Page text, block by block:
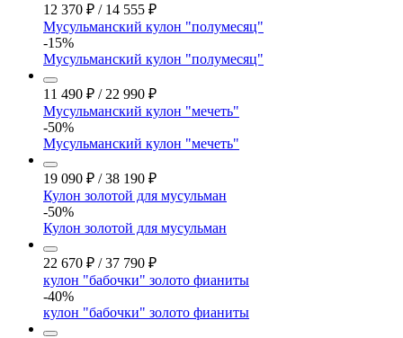
12 370 ₽ / 14 555 ₽
Мусульманский кулон "полумесяц"
-15%
Мусульманский кулон "полумесяц"
11 490 ₽ / 22 990 ₽
Мусульманский кулон "мечеть"
-50%
Мусульманский кулон "мечеть"
19 090 ₽ / 38 190 ₽
Кулон золотой для мусульман
-50%
Кулон золотой для мусульман
22 670 ₽ / 37 790 ₽
кулон "бабочки" золото фианиты
-40%
кулон "бабочки" золото фианиты